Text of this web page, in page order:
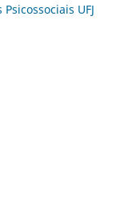
UFJ